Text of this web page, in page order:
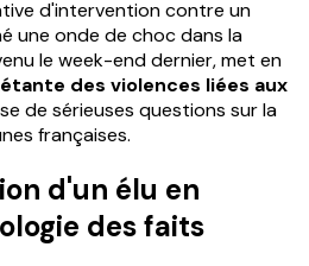
d'intervention contre un
une onde de choc dans la
le week-end dernier, met en
des violences liées aux
de sérieuses questions sur la
françaises.
d'un élu en
des faits